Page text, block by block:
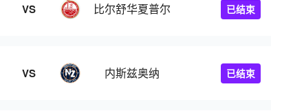
VS 比尔舒华夏普尔 已结束
VS 内斯兹奥纳 已结束